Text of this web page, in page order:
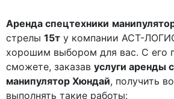
Аренда спецтехники
стрелы 15т у компании АСТ-
хорошим выбором для вас. С
сможете, заказав услуги аренды
манипулятор Хюндай, получить
выполнять такие работы: